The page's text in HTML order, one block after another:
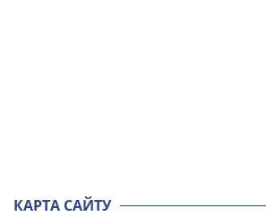
КАРТА САЙТУ